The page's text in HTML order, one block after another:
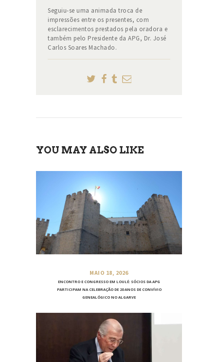
Seguiu-se uma animada troca de
impressões entre os presentes, com
esclarecimentos prestados pela oradora e
também pelo Presidente da APG, Dr. José
Carlos Soares Machado.
YOU MAY ALSO LIKE
MAIO 18, 2026
ENCONTRO E CONGRESSO EM LOULÉ: SÓCIOS DA APG
PARTICIPAM NA CELEBRAÇÃO DE 20 ANOS DE CONVÍVIO
GENEALÓGICO NO ALGARVE